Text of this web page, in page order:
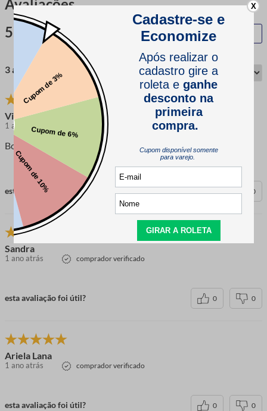
Avaliações
5.0
QUERO AVALIAR
3 avaliações
Vivi
1 ano atrás comprador verificado
Bom
esta avaliação foi útil? 0
Sandra
1 ano atrás comprador verificado
esta avaliação foi útil? 0 0
Ariela Lana
1 ano atrás comprador verificado
esta avaliação foi útil? 0 0
X